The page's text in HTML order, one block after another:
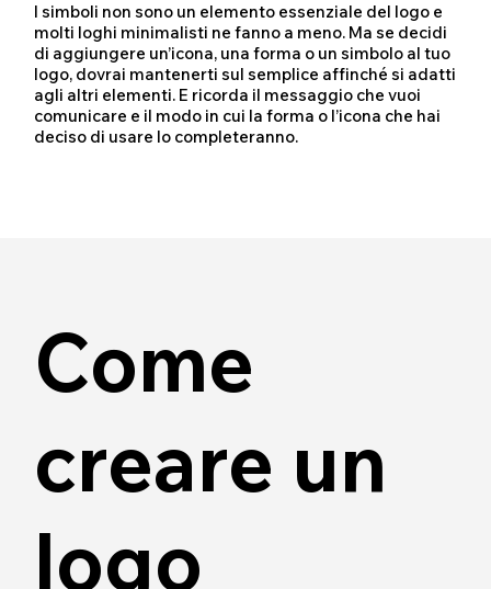
I simboli non sono un elemento essenziale del logo e
molti loghi minimalisti ne fanno a meno. Ma se decidi
di aggiungere un’icona, una forma o un simbolo al tuo
logo, dovrai mantenerti sul semplice affinché si adatti
agli altri elementi. E ricorda il messaggio che vuoi
comunicare e il modo in cui la forma o l’icona che hai
deciso di usare lo completeranno.
Come
creare un
logo